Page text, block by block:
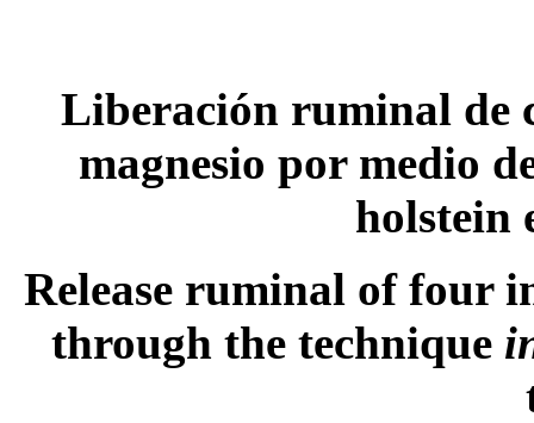
Liberación ruminal de
magnesio por medio
holstein
Release ruminal of four
through the technique